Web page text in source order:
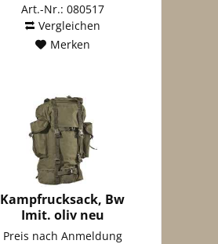
Art.-Nr.: 080517
Vergleichen
Merken
Kampfrucksack, Bw
Imit. oliv neu
Preis nach Anmeldung